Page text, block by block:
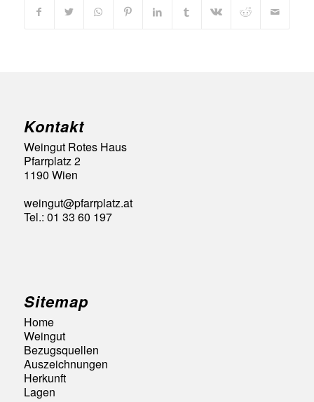
Kontakt
Weingut Rotes Haus
Pfarrplatz 2
1190 Wien
weingut@pfarrplatz.at
Tel.: 01 33 60 197
Sitemap
Home
Weingut
Bezugsquellen
Auszeichnungen
Herkunft
Lagen